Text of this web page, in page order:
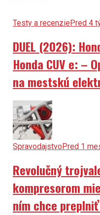
Testy a recenziePred 4
DUEL (2026):
Honda CUV e: –
na mestskú
SpravodajstvoPred 1
Revolučný
kompresorom
ním chce